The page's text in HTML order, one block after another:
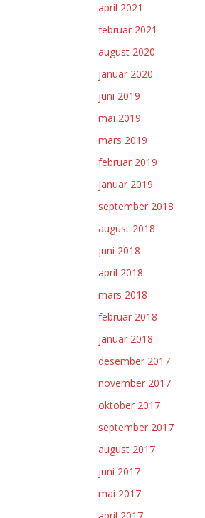
april 2021
februar 2021
august 2020
januar 2020
juni 2019
mai 2019
mars 2019
februar 2019
januar 2019
september 2018
august 2018
juni 2018
april 2018
mars 2018
februar 2018
januar 2018
desember 2017
november 2017
oktober 2017
september 2017
august 2017
juni 2017
mai 2017